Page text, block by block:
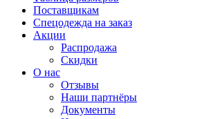
Поставщикам
Спецодежда на заказ
Акции
Распродажа
Скидки
О нас
Отзывы
Наши партнёры
Документы